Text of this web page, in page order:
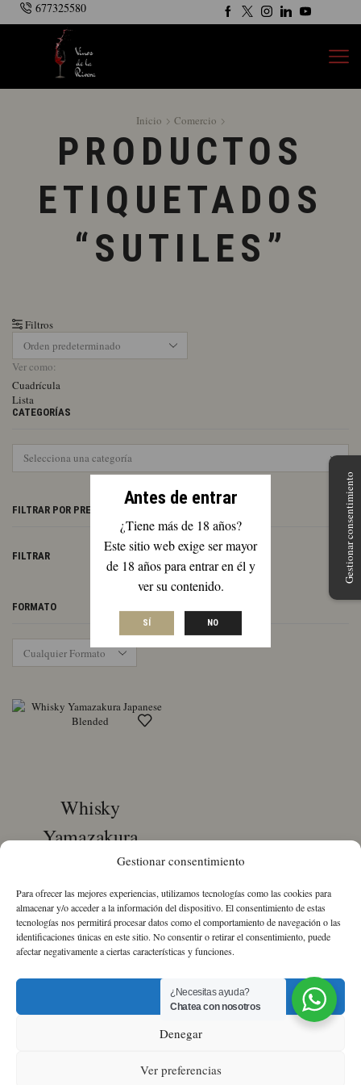
Gestionar consentimiento
Para ofrecer las mejores experiencias, utilizamos tecnologías como las cookies para
almacenar y/o acceder a la información del dispositivo. El consentimiento de estas
tecnologías nos permitirá procesar datos como el comportamiento de navegación o las
identificaciones únicas en este sitio. No consentir o retirar el consentimiento, puede
afectar negativamente a ciertas características y funciones.
Aceptar
Denegar
Ver preferencias
Antes de entrar
¿Tiene más de 18 años?
Este sitio web exige ser mayor
de 18 años para entrar en él y
ver su contenido.
SÍ NO
677325580
Inicio Comercio
PRODUCTOS
ETIQUETADOS
“SUTILES”
Filtros
Ver como:
Cuadrícula
Lista
CATEGORÍAS
FILTRAR POR PRECIO
FILTRAR
FORMATO
Whisky
Yamazakura
Japanese Blended
46,60€ IVA Incluido
Whisky
Yamazakura
Política de Cookies
Política
Gestionar consentimiento
¿Necesitas ayuda?
Chatea con nosotros